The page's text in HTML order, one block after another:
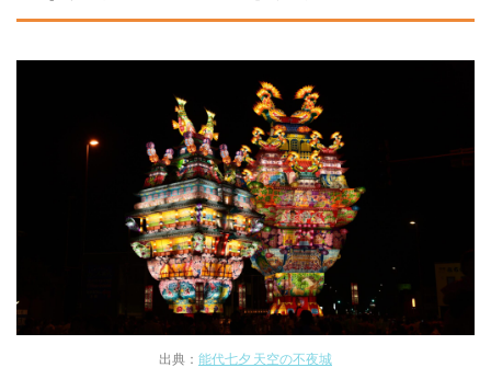
出典： 能代七夕 天空の不夜城